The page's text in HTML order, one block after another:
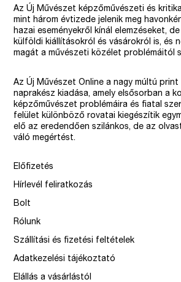
Az Új Művészet képzőművészeti és
mint három évtizede jelenik meg
hazai eseményekről kínál elemzéseket,
külföldi kiállításokról és vásárokról is, és
magát a művészeti közélet problémáitól
Az Új Művészet Online a nagy múltú print
naprakész kiadása, amely elsősorban a
képzőművészet problémáira és fiatal
felület különböző rovatai kiegészítik
elő az eredendően szilánkos, de az
váló megértést.
Előfizetés
Hírlevél feliratkozás
Bolt
Rólunk
Szállítási és fizetési feltételek
Adatkezelési tájékoztató
Elállás a vásárlástól